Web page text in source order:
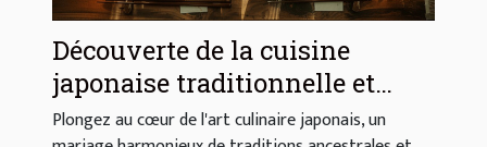
Découverte de la cuisine
japonaise traditionnelle et
moderne
Plongez au cœur de l'art culinaire japonais, un